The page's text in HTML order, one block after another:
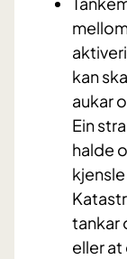
kan
aukar
Ein
halde
tankar
eller